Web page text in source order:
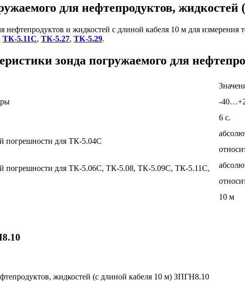
для нефтепродуктов,
нефтепродуктов и жидкостей с длиной кабеля 10 м для
ТК-5.11С, ТК-5.27, ТК-5.29.
зонда погружаемого для
-
6 с.
погрешности для ТК-5.04С
погрешности для ТК-5.06С, ТК-5.08, ТК-5.09С, ТК-5.11С,
10 м
жидкостей (с длиной кабеля 10 м) ЗПГН8.10